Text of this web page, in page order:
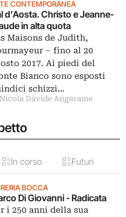
CONTEMPORANEA
d’Aosta. Christo e Jeanne-
in alta quota
Maisons de Judith,
– fino al 20
2017. Ai piedi del
Bianco sono esposti
schizzi…
Davide Angerame
In corso Futuri
BOCCA
Di Giovanni - Radicata
i 250 anni della sua